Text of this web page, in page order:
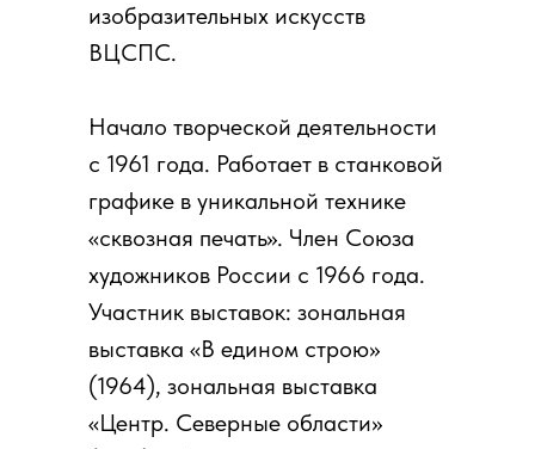
изобразительных искусств
ВЦСПС.
Начало творческой деятельности
с 1961 года. Работает в станковой
графике в уникальной технике
«сквозная печать». Член Союза
художников России с 1966 года.
Участник выставок: зональная
выставка «В едином строю»
(1964), зональная выставка
«Центр. Северные области»